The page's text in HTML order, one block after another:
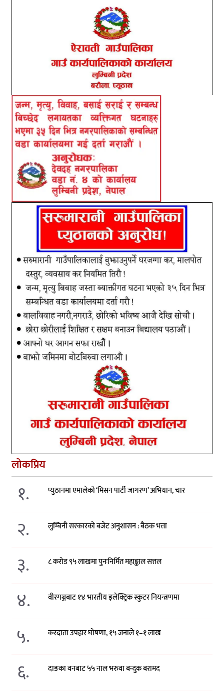
लोकप्रिय
१. प्युठानमा एमालेको ‘मिसन पार्टी जागरण’ अभियान, चार
२. लुम्बिनी सरकारको बजेट अनुशासन : बैठक भत्ता
३. ८ करोड ९५ लाखमा पुनःनिर्मित महाङ्काल सत्तल
४. वीरगञ्जबाट १४ भारतीय इलेक्ट्रिक स्कुटर नियन्त्रणमा
५. करदाता उपहार घोषणा, १५ जनाले १–१ लाख
६. दाङका वनबाट ५५ नाल भरुवा बन्दुक बरामद